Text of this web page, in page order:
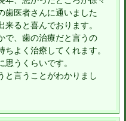
歯医者さんに通いました
ると喜んでおります。
で、歯の治療だと言うの
よく治療してくれます。
うくらいです。
と言うことがわかりまし